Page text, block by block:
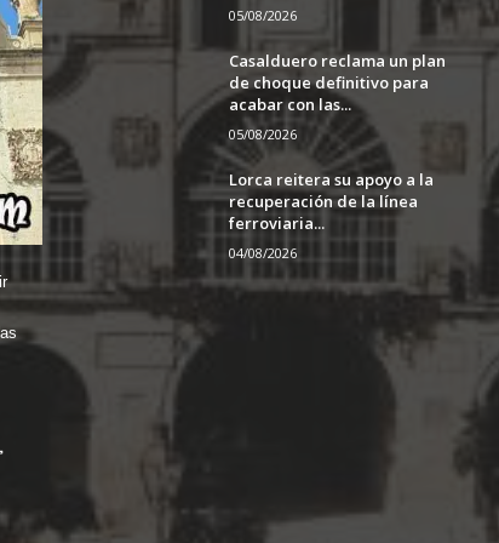
05/08/2026
Casalduero reclama un plan
de choque definitivo para
acabar con las...
05/08/2026
Lorca reitera su apoyo a la
recuperación de la línea
ferroviaria...
04/08/2026